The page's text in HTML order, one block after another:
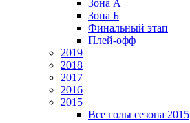
Зона А
Зона Б
Финальный этап
Плей-офф
2019
2018
2017
2016
2015
Все голы сезона 2015